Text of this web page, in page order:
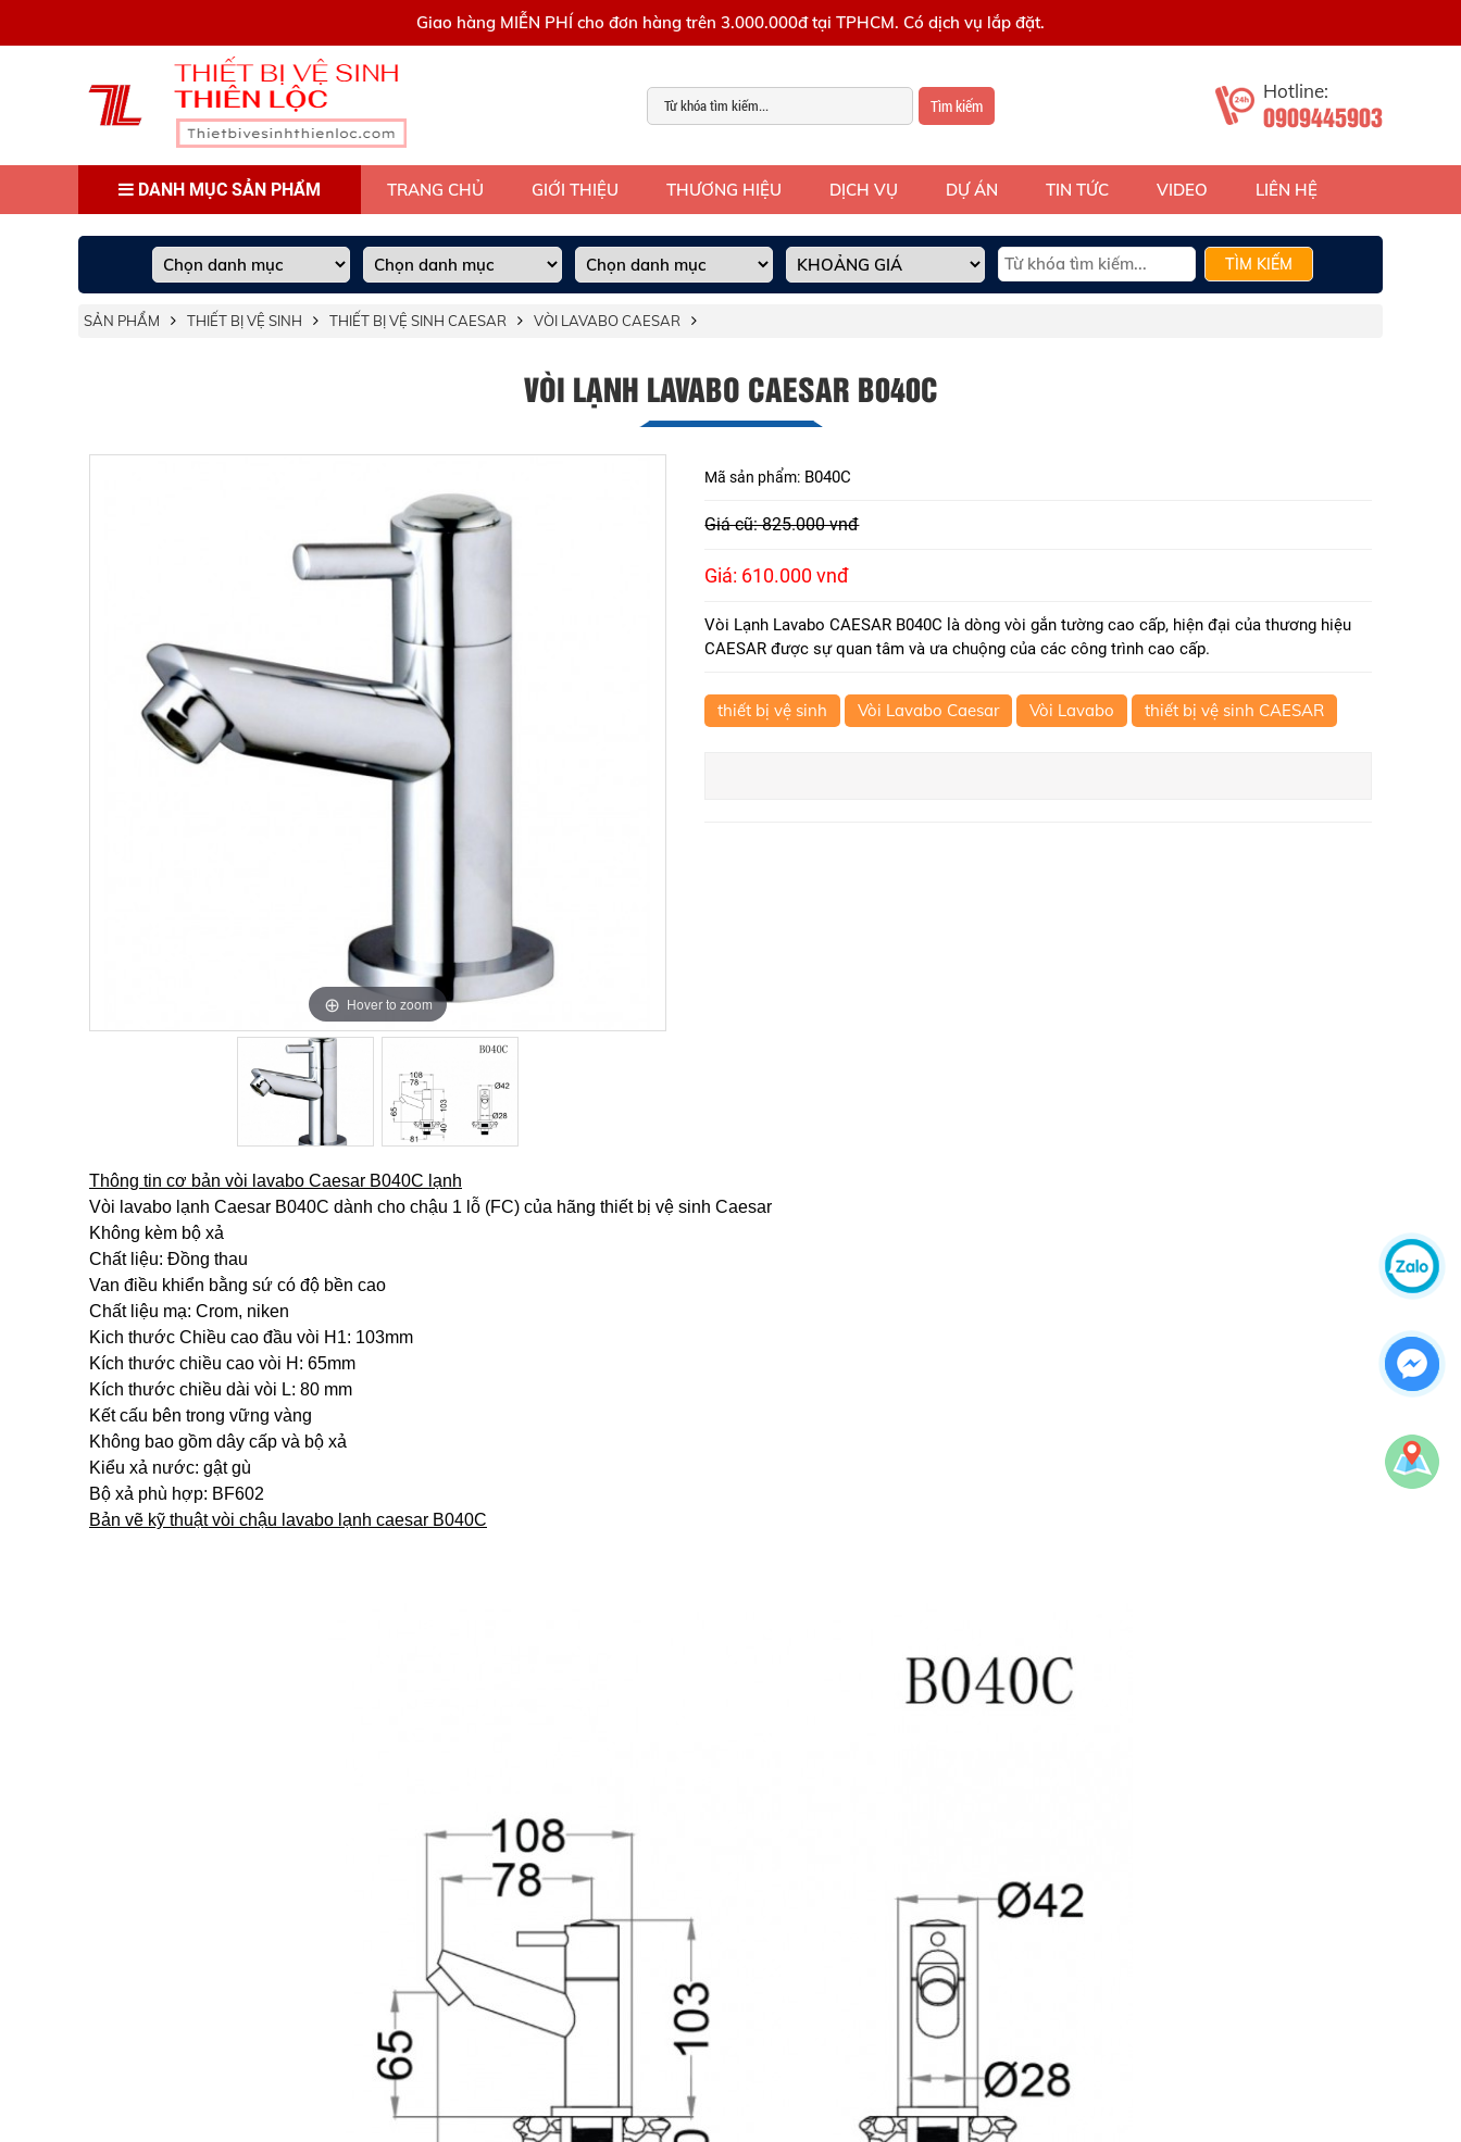
Giao hàng MIỄN PHÍ cho đơn hàng trên 3.000.000đ tại TPHCM. Có dịch vụ lắp đặt.
Tìm kiếm
Hotline:
0909445903
DANH MỤC SẢN PHẨM TRANG CHỦ GIỚI THIỆU THƯƠNG HIỆU DỊCH VỤ DỰ ÁN TIN TỨC VIDEO LIÊN HỆ
TÌM KIẾM
SẢN PHẨM THIẾT BỊ VỆ SINH THIẾT BỊ VỆ SINH CAESAR VÒI LAVABO CAESAR
VÒI LẠNH LAVABO CAESAR B040C
Hover to zoom
Hover to zoom
Mã sản phẩm: B040C
Giá cũ: 825.000 vnđ
Giá: 610.000 vnđ
Vòi Lạnh Lavabo CAESAR B040C là dòng vòi gắn tường cao cấp, hiện đại của thương hiệu
CAESAR được sự quan tâm và ưa chuộng của các công trình cao cấp.
thiết bị vệ sinh Vòi Lavabo Caesar Vòi Lavabo thiết bị vệ sinh CAESAR
Thông tin cơ bản vòi lavabo Caesar B040C lạnh
Vòi lavabo lạnh Caesar B040C dành cho chậu 1 lỗ (FC) của hãng thiết bị vệ sinh Caesar
Không kèm bộ xả
Chất liệu: Đồng thau
Van điều khiển bằng sứ có độ bền cao
Chất liệu mạ: Crom, niken
Kich thước Chiều cao đầu vòi H1: 103mm
Kích thước chiều cao vòi H: 65mm
Kích thước chiều dài vòi L: 80 mm
Kết cấu bên trong vững vàng
Không bao gồm dây cấp và bộ xả
Kiểu xả nước: gật gù
Bộ xả phù hợp: BF602
Bản vẽ kỹ thuật vòi chậu lavabo lạnh caesar B040C